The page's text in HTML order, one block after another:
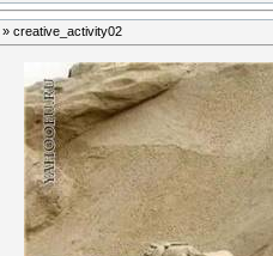
» creative_activity02